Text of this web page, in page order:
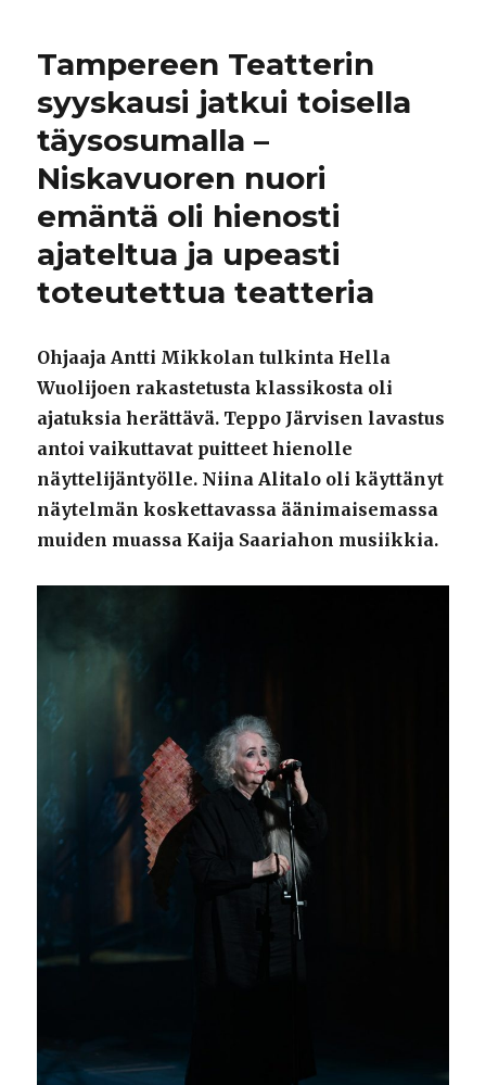
Tampereen Teatterin
syyskausi jatkui toisella
täysosumalla –
Niskavuoren nuori
emäntä oli hienosti
ajateltua ja upeasti
toteutettua teatteria
Ohjaaja Antti Mikkolan tulkinta Hella
Wuolijoen rakastetusta klassikosta oli
ajatuksia herättävä. Teppo Järvisen lavastus
antoi vaikuttavat puitteet hienolle
näyttelijäntyölle. Niina Alitalo oli käyttänyt
näytelmän koskettavassa äänimaisemassa
muiden muassa Kaija Saariahon musiikkia.